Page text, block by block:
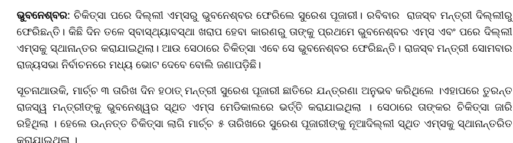
ଭୁବନେଶ୍ବର: ଚିକିତ୍ସା ପରେ ଦିଲ୍ଲୀ ଏମ୍ସରୁ ଭୁବନେଶ୍ବର ଫେରିଲେ ସୁରେଶ ପୂଜାରୀ। ରବିବାର ରାଜସ୍ବ ମନ୍ତ୍ରୀ ଦିଲ୍ଲୀରୁ
ଫେରିଛନ୍ତି। କିଛି ଦିନ ତଳେ ସ୍ବାସ୍ଥ୍ୟାବସ୍ଥା ଖରାପ ହେବା କାରଣରୁ ତାଙ୍କୁ ପ୍ରଥମେ ଭୁବନେଶ୍ବର ଏମ୍ସ ଏବଂ ପରେ ଦିଲ୍ଲୀ
ଏମ୍ସକୁ ସ୍ଥାନାନ୍ତର କରାଯାଇଥିଲା। ଆଉ ସେଠାରେ ଚିକିତ୍ସା ଏବେ ସେ ଭୁବନେଶ୍ବର ଫେରିଛନ୍ତି। ରାଜସ୍ବ ମନ୍ତ୍ରୀ ସୋମବାର
ରାଜ୍ୟସଭା ନିର୍ବାଚନରେ ମଧ୍ୟ ଭୋଟ ଦେବେ ବୋଲି ଜଣାପଡ଼ିଛି।
ସୂଚନାଥାଉକି, ମାର୍ଚ୍ଚ ୩ ତାରିଖ ଦିନ ହଠାତ୍ ମନ୍ତ୍ରୀ ସୁରେଶ ପୂଜାରୀ ଛାତିରେ ଯନ୍ତ୍ରଣା ଅନୁଭବ କରିଥିଲେ ।ଏହାପରେ ତୁରନ୍ତ
ରାଜସ୍ୱ ମନ୍ତ୍ରୀଙ୍କୁ ଭୁବନେଶ୍ୱର ସ୍ଥିତ ଏମ୍ସ ମେଡିକାଲରେ ଭର୍ତ୍ତି କରାଯାଇଥିଲା । ସେଠାରେ ତାଙ୍କର ଚିକିତ୍ସା ଜାରି
ରହିଥିଲା । ହେଲେ ଉନ୍ନତ୍ତ ଚିକିତ୍ସା ଲାଗି ମାର୍ଚ୍ଚ ୫ ତାରିଖରେ ସୁରେଶ ପୂଜାରୀଙ୍କୁ ନୂଆଦିଲ୍ଲୀ ସ୍ଥିତ ଏମ୍ସକୁ ସ୍ଥାନାନ୍ତରିତ
କରାଯାଇଥିଲା ।